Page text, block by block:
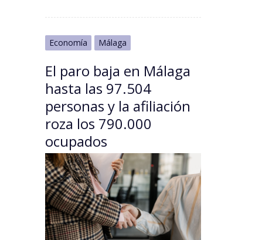
Economía Málaga
El paro baja en Málaga
hasta las 97.504
personas y la afiliación
roza los 790.000
ocupados